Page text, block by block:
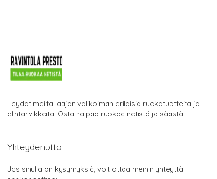
Löydät meiltä laajan valikoiman erilaisia ruokatuotteita ja
elintarvikkeita. Osta halpaa ruokaa netistä ja säästä.
Yhteydenotto
Jos sinulla on kysymyksiä, voit ottaa meihin yhteyttä